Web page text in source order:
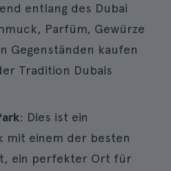
entlang des Dubai
Parfüm, Gewürze
Gegenständen kaufen
Tradition Dubais
: Dies ist ein
mit einem der besten
ein perfekter Ort für